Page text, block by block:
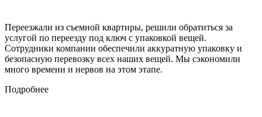
Переезжали из съемной квартиры, решили обратиться за
услугой по переезду под ключ с упаковкой вещей.
Сотрудники компании обеспечили аккуратную упаковку и
безопасную перевозку всех наших вещей. Мы сэкономили
много времени и нервов на этом этапе.
Подробнее